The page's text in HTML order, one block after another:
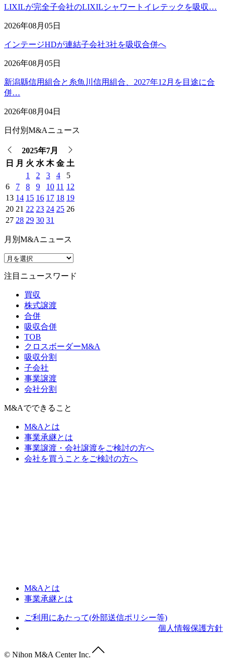
LIXILが完全子会社のLIXILシャワートイレテックを吸収…
2026年08月05日
インテージHDが連結子会社3社を吸収合併へ
2026年08月05日
新潟縣信用組合と糸魚川信用組合、2027年12月を目途に合
併…
2026年08月04日
日付別M&Aニュース
2025年7月
日
月 火 水 木 金 土
1
2 3 4
5
6
7 8 9 10 11 12
13 14 15 16 17 18 19
20 21 22 23 24 25 26
27 28 29 30 31
月別M&Aニュース
注目ニュースワード
買収
株式譲渡
合併
吸収合併
TOB
クロスボーダーM&A
吸収分割
子会社
事業譲渡
会社分割
M&Aでできること
M&Aとは
事業承継とは
事業譲渡・会社譲渡をご検討の方へ
会社を買うことをご検討の方へ
M&Aとは
事業承継とは
ご利用にあたって(外部送信ポリシー等)
個人情報保護方針
© Nihon M&A Center Inc.